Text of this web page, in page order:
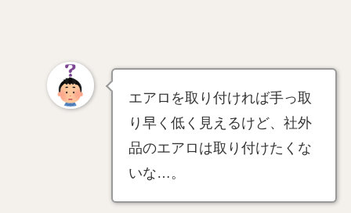
エアロを取り付ければ手っ取
り早く低く見えるけど、社外
品のエアロは取り付けたくな
いな…。